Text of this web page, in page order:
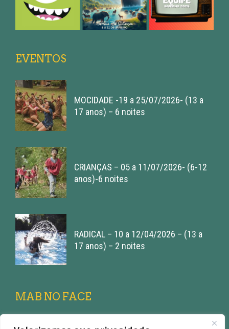
EVENTOS
MOCIDADE -19 a 25/07/2026- (13 a
17 anos) – 6 noites
CRIANÇAS – 05 a 11/07/2026- (6-12
anos)-6 noites
RADICAL – 10 a 12/04/2026 – (13 a
17 anos) – 2 noites
MAB NO FACE